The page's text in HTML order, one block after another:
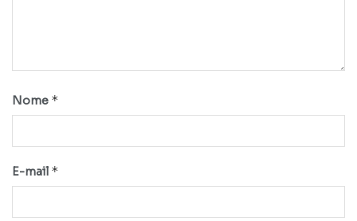
Nome *
E-mail *